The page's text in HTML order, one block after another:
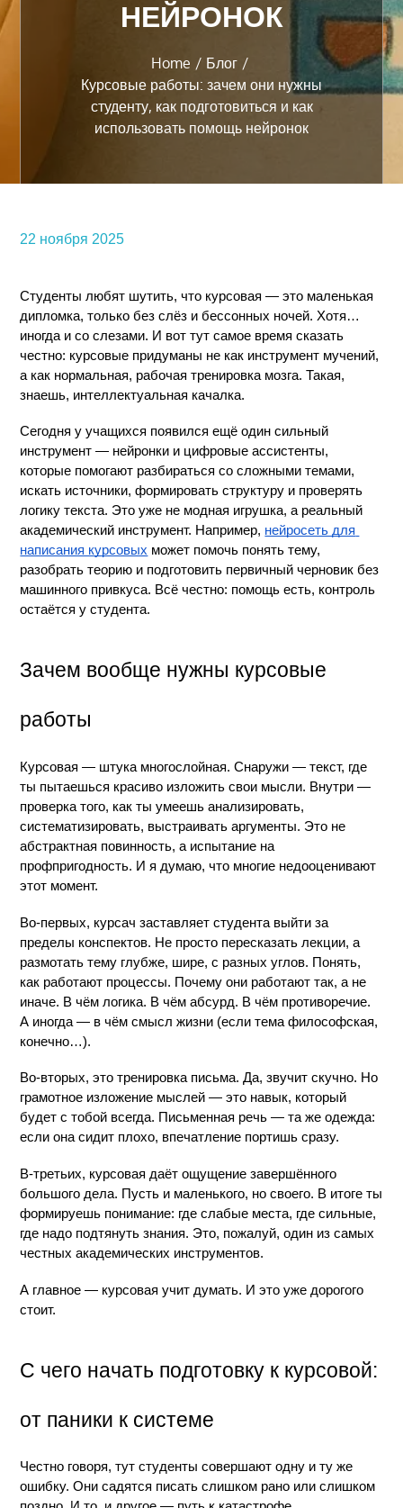
НЕЙРОНОК
Home
Блог
Курсовые работы: зачем они нужны
студенту, как подготовиться и как
использовать помощь нейронок
22 ноября 2025
Студенты любят шутить, что курсовая — это маленькая
дипломка, только без слёз и бессонных ночей. Хотя…
иногда и со слезами. И вот тут самое время сказать
честно: курсовые придуманы не как инструмент мучений,
а как нормальная, рабочая тренировка мозга. Такая,
знаешь, интеллектуальная качалка.
Сегодня у учащихся появился ещё один сильный
инструмент — нейронки и цифровые ассистенты,
которые помогают разбираться со сложными темами,
искать источники, формировать структуру и проверять
логику текста. Это уже не модная игрушка, а реальный
академический инструмент. Например, нейросеть для
написания курсовых может помочь понять тему,
разобрать теорию и подготовить первичный черновик без
машинного привкуса. Всё честно: помощь есть, контроль
остаётся у студента.
Зачем вообще нужны курсовые
работы
Курсовая — штука многослойная. Снаружи — текст, где
ты пытаешься красиво изложить свои мысли. Внутри —
проверка того, как ты умеешь анализировать,
систематизировать, выстраивать аргументы. Это не
абстрактная повинность, а испытание на
профпригодность. И я думаю, что многие недооценивают
этот момент.
Во-первых, курсач заставляет студента выйти за
пределы конспектов. Не просто пересказать лекции, а
размотать тему глубже, шире, с разных углов. Понять,
как работают процессы. Почему они работают так, а не
иначе. В чём логика. В чём абсурд. В чём противоречие.
А иногда — в чём смысл жизни (если тема философская,
конечно…).
Во-вторых, это тренировка письма. Да, звучит скучно. Но
грамотное изложение мыслей — это навык, который
будет с тобой всегда. Письменная речь — та же одежда:
если она сидит плохо, впечатление портишь сразу.
В-третьих, курсовая даёт ощущение завершённого
большого дела. Пусть и маленького, но своего. В итоге ты
формируешь понимание: где слабые места, где сильные,
где надо подтянуть знания. Это, пожалуй, один из самых
честных академических инструментов.
А главное — курсовая учит думать. И это уже дорогого
стоит.
С чего начать подготовку к курсовой:
от паники к системе
Честно говоря, тут студенты совершают одну и ту же
ошибку. Они садятся писать слишком рано или слишком